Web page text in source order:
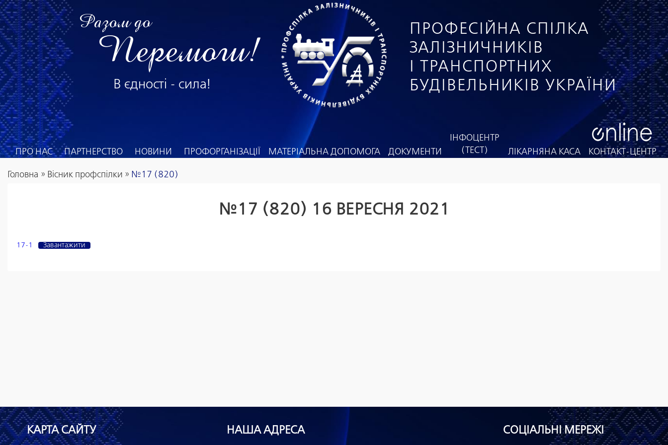
Разом до
Перемоги!
В єдності - сила!
ПРОФЕСІЙНА СПІЛКА
ЗАЛІЗНИЧНИКІВ
І ТРАНСПОРТНИХ
БУДІВЕЛЬНИКІВ УКРАЇНИ
ПРО НАС ПАРТНЕРСТВО НОВИНИ ПРОФОРГАНІЗАЦІЇ МАТЕРІАЛЬНА ДОПОМОГА ДОКУМЕНТИ
ІНФОЦЕНТР
(ТЕСТ)
ЛІКАРНЯНА КАСА КОНТАКТ-ЦЕНТР
Головна » Вісник профспілки » №17 (820)
№17 (820) 16 ВЕРЕСНЯ 2021
17-1 Завантажити
КАРТА САЙТУ НАША АДРЕСА СОЦІАЛЬНІ МЕРЕЖІ